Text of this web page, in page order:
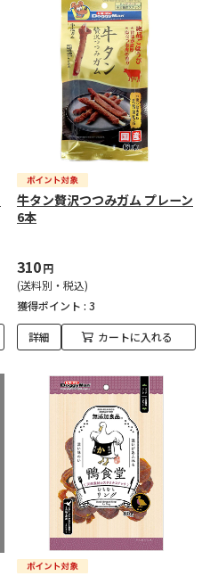
牛タン贅沢つつみガム プレーン
6本
310円
(送料別・税込)
獲得ポイント : 3
詳細 カートに入れる